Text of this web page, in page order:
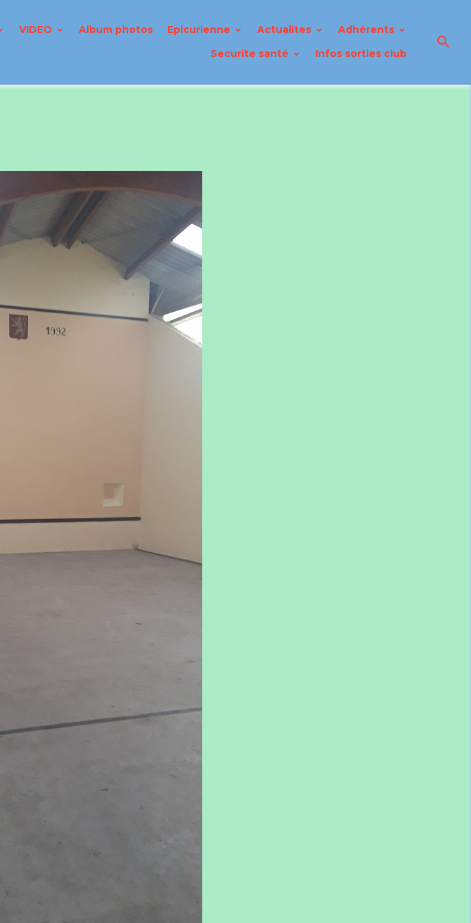
VIDEO Album photos Epicurienne Actualites
Adhérents
Securite santé
Infos sorties club